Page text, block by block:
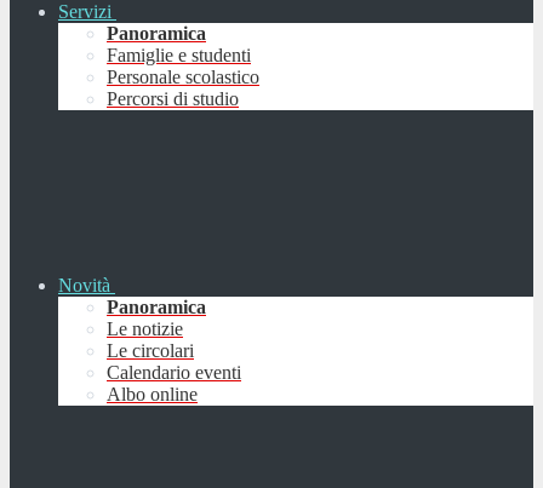
Servizi
Panoramica
Famiglie e studenti
Personale scolastico
Percorsi di studio
Novità
Panoramica
Le notizie
Le circolari
Calendario eventi
Albo online